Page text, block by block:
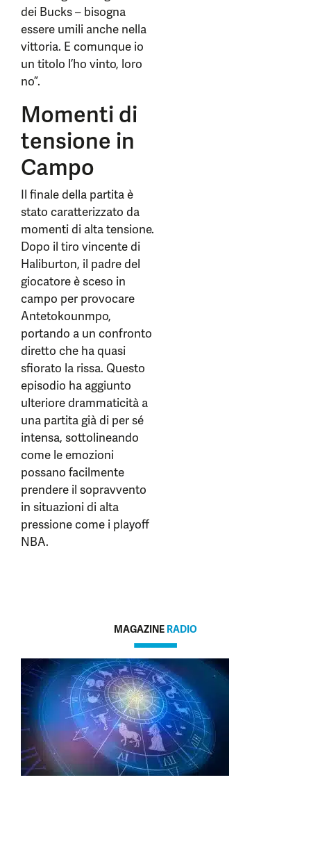
dei Bucks – bisogna
essere umili anche nella
vittoria. E comunque io
un titolo l’ho vinto, loro
no”.
Momenti di
tensione in
Campo
Il finale della partita è
stato caratterizzato da
momenti di alta tensione.
Dopo il tiro vincente di
Haliburton, il padre del
giocatore è sceso in
campo per provocare
Antetokounmpo,
portando a un confronto
diretto che ha quasi
sfiorato la rissa. Questo
episodio ha aggiunto
ulteriore drammaticità a
una partita già di per sé
intensa, sottolineando
come le emozioni
possano facilmente
prendere il sopravvento
in situazioni di alta
pressione come i playoff
NBA.
MAGAZINE RADIO